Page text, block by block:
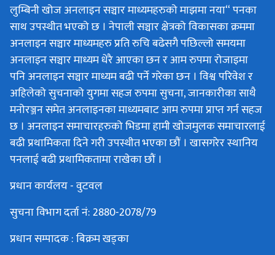
लुम्बिनी खोज अनलाइन सञ्चार माध्यमहरुको माझमा नया“ पनका
साथ उपस्थीत भएको छ । नेपाली सञ्चार क्षेत्रको विकासका क्रममा
अनलाइन सञ्चार माध्यमहरु प्रति रुचि बढेसगै पछिल्लो समयमा
अनलाइन सञ्चार माध्यम धेरै आएका छन र आम रुपमा रोजाइमा
पनि अनलाइन सञ्चार माध्यम बढी पर्ने गरेका छन । विश्व परिवेश र
अहिलेको सुचनाको युगमा सहज रुपमा सुचना, जानकारीका साथै
मनोरञ्जन समेत अनलाइनका माध्यमबाट आम रुपमा प्राप्त गर्न सहज
छ । अनलाइन समाचारहरुको भिडमा हामी खोजमुलक समाचारलाई
बढी प्रथामिकता दिने गरी उपस्थीत भएका छौं । खासगरेर स्थानिय
पनलाई बढी प्रथामिकतामा राखेका छौं ।
प्रधान कार्यलय - वुटवल
सुचना विभाग दर्ता नं: 2880-2078/79
प्रधान सम्पादक : बिक्रम खड्का